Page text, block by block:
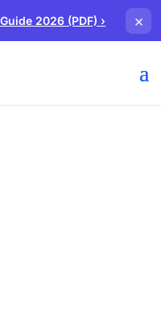
2026 (PDF)› ×